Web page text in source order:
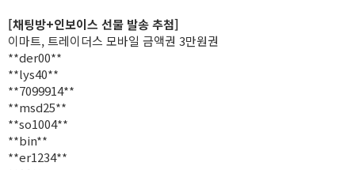
[채팅방+인보이스 선물 발송 추첨]
이마트, 트레이더스 모바일 금액권 3만원권
**der00**
**lys40**
**7099914**
**msd25**
**so1004**
**bin**
**er1234**